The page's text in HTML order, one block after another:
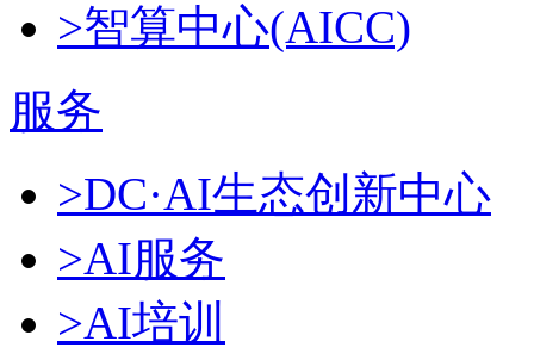
>智算中心(AICC)
服务
>DC·AI生态创新中心
>AI服务
>AI培训